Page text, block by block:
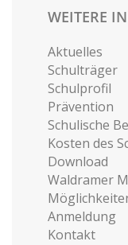
WEITERE
Aktuelles
Schulträger
Schulprofil
Prävention
Schulische
Kosten des
Download
Waldramer
Anmeldung
Kontakt